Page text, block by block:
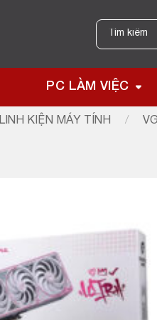
Tìm
kiếm:
PC LÀM VIỆC
LINH KIỆN MÁY TÍNH /